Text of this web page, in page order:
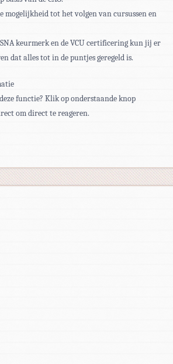
mogelijkheid tot het volgen van cursussen en
keurmerk en de VCU certificering kun jij er
dat alles tot in de puntjes geregeld is.
functie? Klik op onderstaande knop
om direct te reageren.